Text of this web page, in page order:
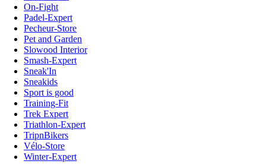
On-Fight
Padel-Expert
Pecheur-Store
Pet and Garden
Slowood Interior
Smash-Expert
Sneak'In
Sneakids
Sport is good
Training-Fit
Trek Expert
Triathlon-Expert
TripnBikers
Vélo-Store
Winter-Expert